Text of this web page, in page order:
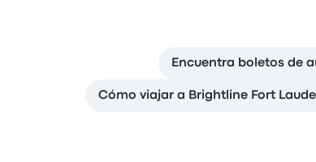
Encuentra boletos de
Cómo viajar a Brightline Fort